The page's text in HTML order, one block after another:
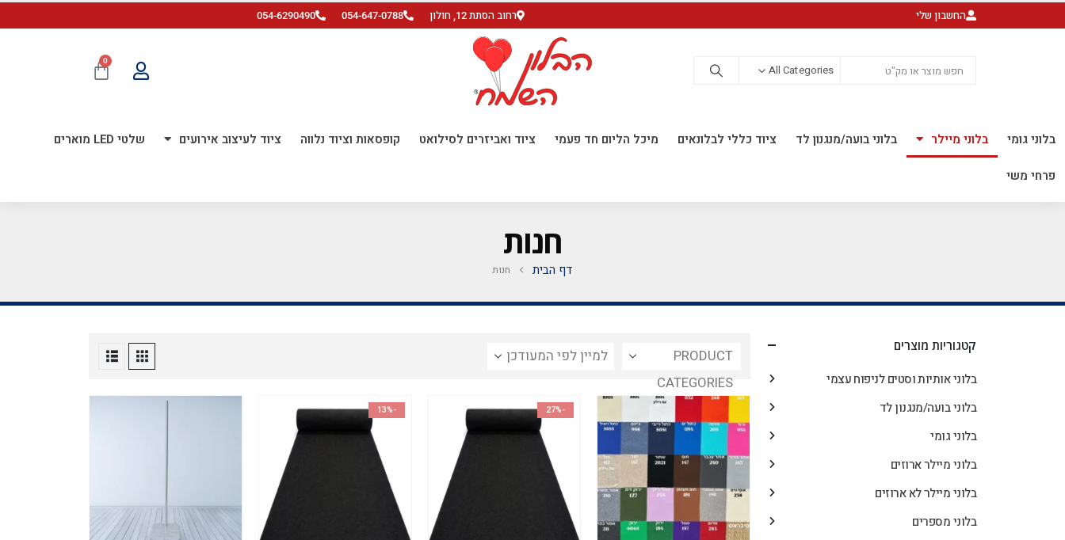
החשבון שלי רחוב הסתת 12, חולון 054-647-0788
054-6290490
All Categories
0
בלוני גומי בלוני מיילר בלוני בועה/מנגנון לד ציוד כללי לבלונאים מיכל הליום חד פעמי ציוד ואביזרים לסילואט קופסאות וציוד נלווה ציוד לעיצוב אירועים שלטי LED מוארים
פרחי משי
חנות
דף הבית חנות
PRODUCT
CATEGORIES
-27%
-13%
קטגוריות מוצרים
בלוני אותיות וסטים לניפוח עצמי
בלוני בועה/מנגנון לד
בלוני גומי
בלוני מיילר ארוזים
בלוני מיילר לא ארוזים
בלוני מספרים